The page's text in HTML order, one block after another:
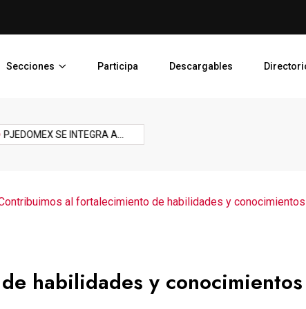
PJEDOMEX SE INTEGRA A
Secciones Participa Descargables
SE INTEGRA A...
Reto sports Tech
al fortalecimiento de habilidades y
habilidades y conocimientos